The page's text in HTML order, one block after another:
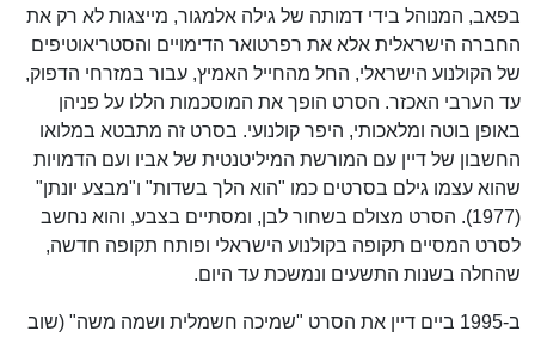
בפאב, המנוהל בידי דמותה של גילה אלמגור, מייצגות לא רק את
החברה הישראלית אלא את רפרטואר הדימויים והסטריאוטיפים
של הקולנוע הישראלי, החל מהחייל האמיץ, עבור במזרחי הדפוק,
עד הערבי האכזר. הסרט הופך את המוסכמות הללו על פניהן
באופן בוטה ומלאכותי, היפר קולנועי. בסרט זה מתבטא במלואו
החשבון של דיין עם המורשת המיליטנטית של אביו ועם הדמויות
שהוא עצמו גילם בסרטים כמו "הוא הלך בשדות" ו"מבצע יונתן"
(1977). הסרט מצולם בשחור לבן, ומסתיים בצבע, והוא נחשב
לסרט המסיים תקופה בקולנוע הישראלי ופותח תקופה חדשה,
שהחלה בשנות התשעים ונמשכת עד היום.
ב-1995 ביים דיין את הסרט "שמיכה חשמלית ושמה משה" (שוב